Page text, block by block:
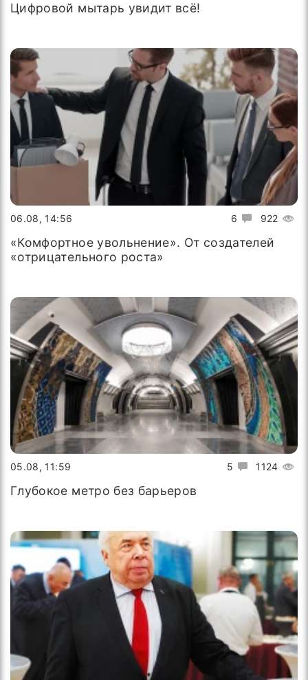
Цифровой мытарь увидит всё!
6 922
06.08, 14:56
«Комфортное увольнение». От создателей
«отрицательного роста»
5 1124
05.08, 11:59
Глубокое метро без барьеров